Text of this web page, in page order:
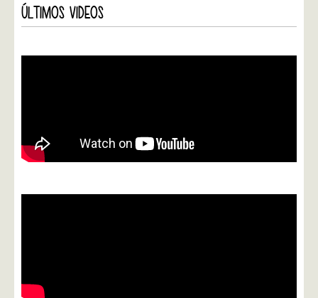
ÚLTIMOS VIDEOS